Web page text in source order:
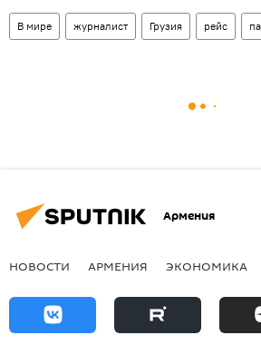
В мире журналист Грузия рейс
Армения
НОВОСТИ АРМЕНИЯ ЭКОНОМИКА